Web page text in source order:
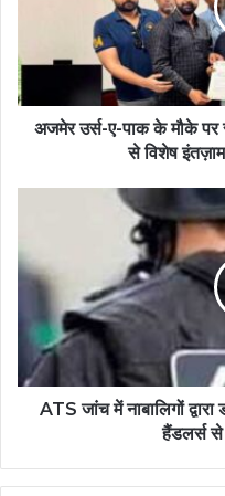
अजमेर उर्स-ए-पाक के मौके
से विशेष
ATS जांच में नाबालिगों
हैंडलर्स